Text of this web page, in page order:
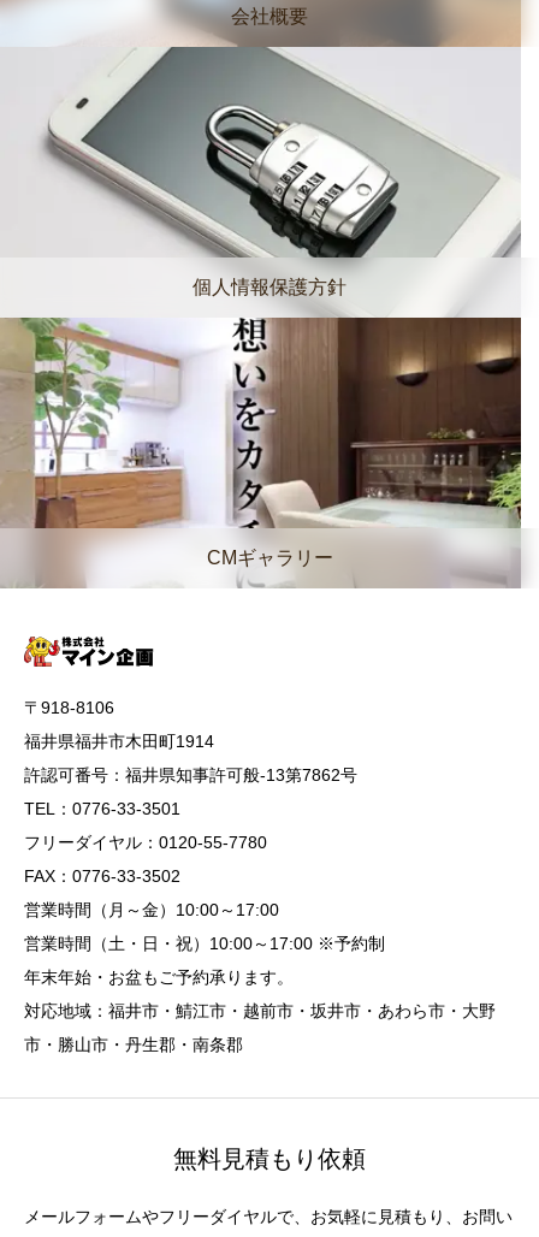
会社概要
個人情報保護方針
CMギャラリー
〒918-8106
福井県福井市木田町1914
許認可番号：福井県知事許可般-13第7862号
TEL：0776-33-3501
フリーダイヤル：0120-55-7780
FAX：0776-33-3502
営業時間（月～金）10:00～17:00
営業時間（土・日・祝）10:00～17:00 ※予約制
年末年始・お盆もご予約承ります。
対応地域：福井市・鯖江市・越前市・坂井市・あわら市・大野
市・勝山市・丹生郡・南条郡
無料見積もり依頼
メールフォームやフリーダイヤルで、お気軽に見積もり、お問い